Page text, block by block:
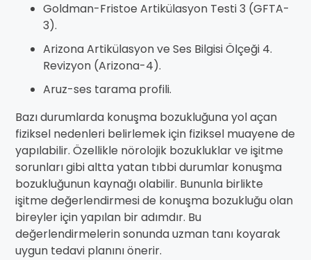
Goldman-Fristoe Artikülasyon Testi 3 (GFTA-
3).
Arizona Artikülasyon ve Ses Bilgisi Ölçeği 4.
Revizyon (Arizona-4).
Aruz-ses tarama profili.
Bazı durumlarda konuşma bozukluğuna yol açan
fiziksel nedenleri belirlemek için fiziksel muayene de
yapılabilir. Özellikle nörolojik bozukluklar ve işitme
sorunları gibi altta yatan tıbbi durumlar konuşma
bozukluğunun kaynağı olabilir. Bununla birlikte
işitme değerlendirmesi de konuşma bozukluğu olan
bireyler için yapılan bir adımdır. Bu
değerlendirmelerin sonunda uzman tanı koyarak
uygun tedavi planını önerir.